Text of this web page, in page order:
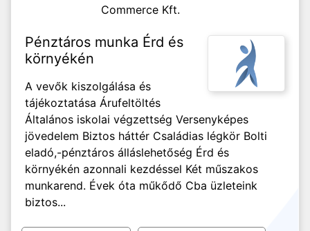
Commerce Kft.
Pénztáros munka Érd és
környékén
A vevők kiszolgálása és
tájékoztatása Árufeltöltés
Általános iskolai végzettség Versenyképes
jövedelem Biztos háttér Családias légkör Bolti
eladó,-pénztáros álláslehetőség Érd és
környékén azonnali kezdéssel Két műszakos
munkarend. Évek óta műkődő Cba üzleteink
biztos...